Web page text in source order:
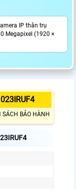
IP thân trụ
Megapixel (1920 ×
SÁCH BẢO HÀNH